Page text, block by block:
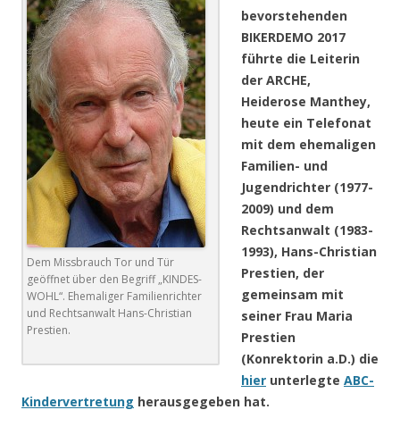
Dem Missbrauch Tor und Tür
geöffnet über den Begriff „KINDES-
WOHL“. Ehemaliger Familienrichter
und Rechtsanwalt Hans-Christian
Prestien.
bevorstehenden
BIKERDEMO 2017
führte die Leiterin
der ARCHE,
Heiderose Manthey,
heute ein Telefonat
mit dem ehemaligen
Familien- und
Jugendrichter (1977-
2009) und dem
Rechtsanwalt (1983-
1993), Hans-Christian
Prestien, der
gemeinsam mit
seiner Frau Maria
Prestien
(Konrektorin a.D.) die
hier unterlegte ABC-
Kindervertretung herausgegeben hat.